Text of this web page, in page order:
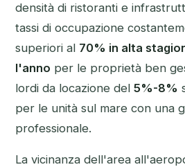
densità di ristoranti e
tassi di occupazione
superiori al 70% in alta
l'anno per le proprietà ben
lordi da locazione del 5%-8%
per le unità sul mare con una
professionale.
La vicinanza dell'area